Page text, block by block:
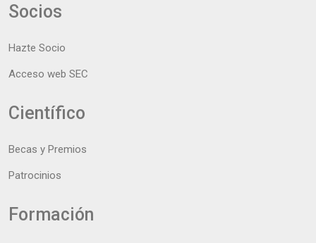
Socios
Hazte Socio
Acceso web SEC
Científico
Becas y Premios
Patrocinios
Formación